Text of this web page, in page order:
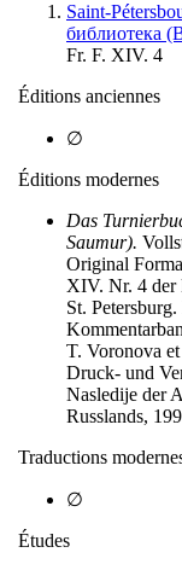
Saint-
библиотека
Fr. F. XIV. 4
Éditions anciennes
∅
Éditions modernes
Das
Saumur).
Original
XIV. Nr. 4 der
St.
T. Voronova
Druck- und
Nasledije der
Russlands,
Traductions
∅
Études